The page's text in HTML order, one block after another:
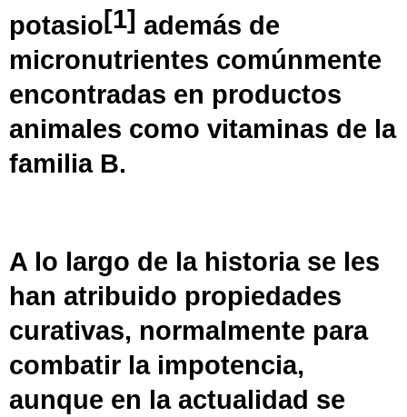
potasio[1] ​ además de
micronutrientes comúnmente
encontradas en productos
animales como vitaminas de la
familia B.
A lo largo de la historia se les
han atribuido propiedades
curativas, normalmente para
combatir la impotencia,
aunque en la actualidad se